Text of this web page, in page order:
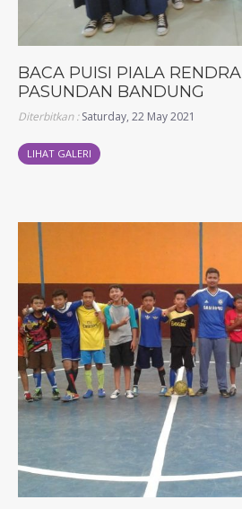
BACA PUISI PIALA
PASUNDAN BANDUNG
Diterbitkan :Saturday, 22 May 2021
LIHAT GALERI